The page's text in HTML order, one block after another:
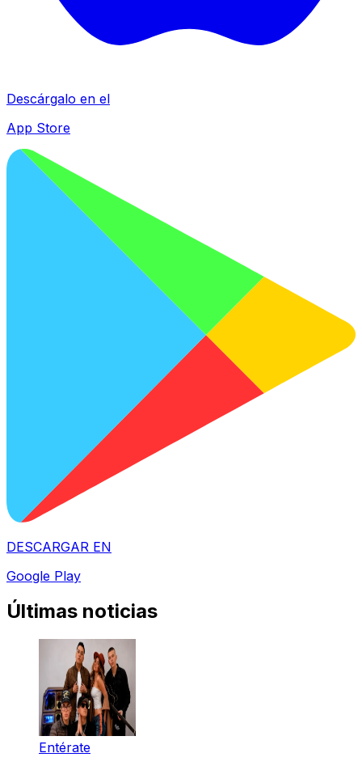
Descárgalo en el
App Store
DESCARGAR EN
Google Play
Últimas noticias
Entérate